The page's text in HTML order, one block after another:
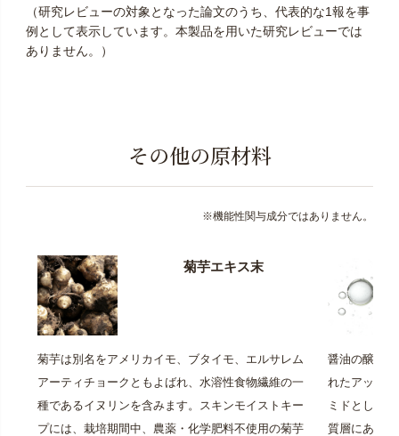
（研究レビューの対象となった論文のうち、代表的な1報を事
例として表示しています。本製品を用いた研究レビューでは
ありません。）
その他の原材料
※機能性関与成分ではありません。
菊芋エキス末
菊芋は別名をアメリカイモ、ブタイモ、エルサレム
アーティチョークともよばれ、水溶性食物繊維の一
種であるイヌリンを含みます。スキンモイストキー
プには、栽培期間中、農薬・化学肥料不使用の菊芋
醤油の醸造
れたアップ
ミドとして
質層にある